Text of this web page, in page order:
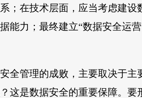
；在技术层面，应当考虑建
力；最终建立“数据安全运
全管理的成败，主要取决于主
是数据安全的重要保障。要